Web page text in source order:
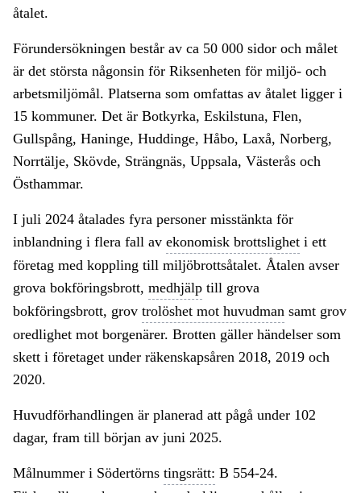
åtalet.
Förundersökningen består av ca 50 000 sidor och målet
är det största någonsin för Riksenheten för miljö- och
arbetsmiljömål. Platserna som omfattas av åtalet ligger i
15 kommuner. Det är Botkyrka, Eskilstuna, Flen,
Gullspång, Haninge, Huddinge, Håbo, Laxå, Norberg,
Norrtälje, Skövde, Strängnäs, Uppsala, Västerås och
Östhammar.
I juli 2024 åtalades fyra personer misstänkta för
inblandning i flera fall av ekonomisk brottslighet i ett
företag med koppling till miljöbrottsåtalet. Åtalen avser
grova bokföringsbrott, medhjälp till grova
bokföringsbrott, grov trolöshet mot huvudman samt grov
oredlighet mot borgenärer. Brotten gäller händelser som
skett i företaget under räkenskapsåren 2018, 2019 och
2020.
Huvudförhandlingen är planerad att pågå under 102
dagar, fram till början av juni 2025.
Målnummer i Södertörns tingsrätt: B 554-24.